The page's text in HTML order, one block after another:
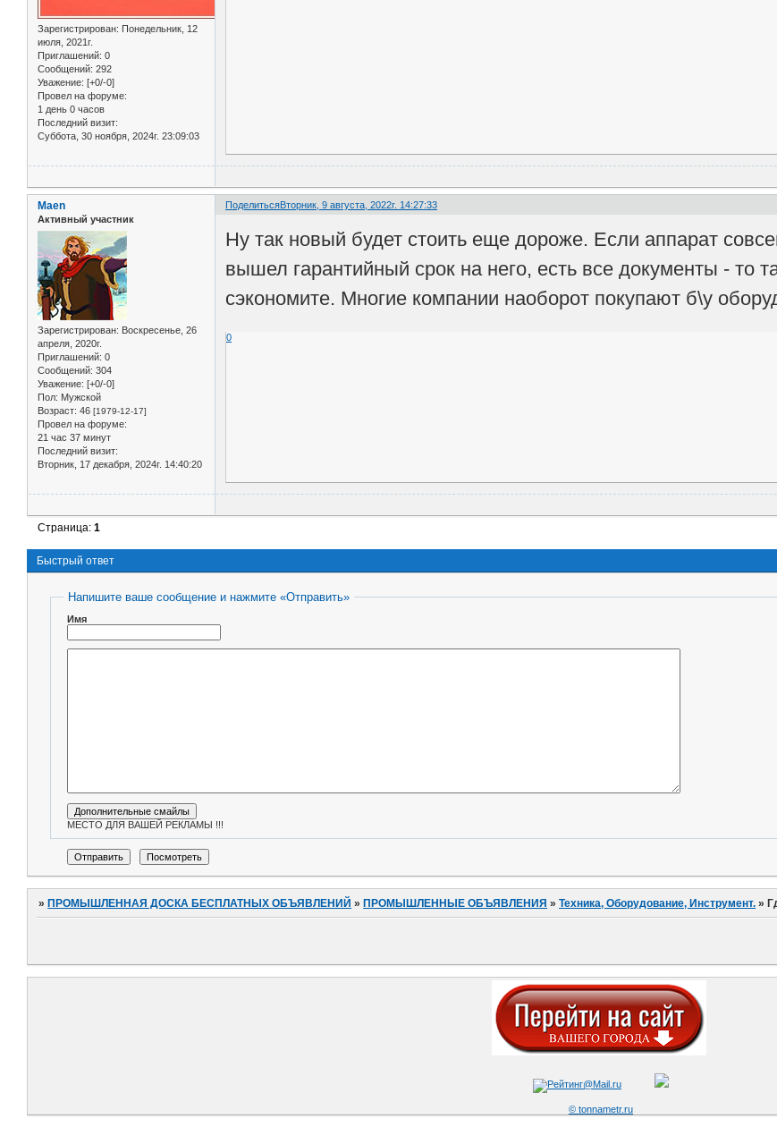
Зарегистрирован: Понедельник, 12
июля, 2021г.
Приглашений: 0
Сообщений: 292
Уважение: [+0/-0]
Провел на форуме:
1 день 0 часов
Последний визит:
Суббота, 30 ноября, 2024г. 23:09:03
ПоделитьсяВторник, 9 августа, 2022г. 14:27:33
Maen
Активный участник
Зарегистрирован: Воскресенье, 26
апреля, 2020г.
Приглашений: 0
Сообщений: 304
Уважение: [+0/-0]
Пол: Мужской
Возраст: 46 [1979-12-17]
Провел на форуме:
21 час 37 минут
Последний визит:
Вторник, 17 декабря, 2024г. 14:40:20
Ну так новый будет стоить еще дороже. Если аппарат
вышел гарантийный срок на него, есть все документы - то
сэкономите. Многие компании наоборот покупают б\у
0
Страница:1
Быстрый ответ
Напишите ваше сообщение и нажмите «Отправить»
Имя
МЕСТО ДЛЯ ВАШЕЙ РЕКЛАМЫ !!!
» ПРОМЫШЛЕННАЯ ДОСКА БЕСПЛАТНЫХ ОБЪЯВЛЕНИЙ » ПРОМЫШЛЕННЫЕ ОБЪЯВЛЕНИЯ »Техника, Оборудование, Инструмент. »
© tonnametr.ru